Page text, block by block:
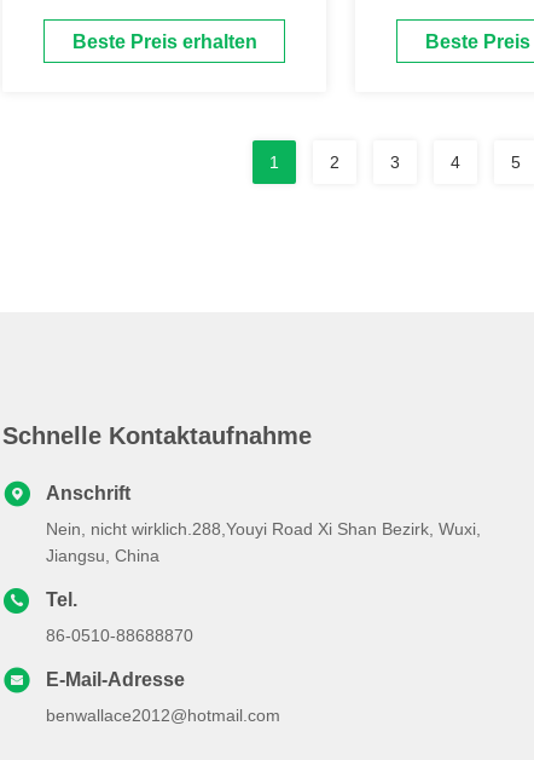
99,90%
Beste Preis erhalten
Rod
Beste
1 2 3 4 5
Schnelle Kontaktaufnahme
Anschrift
Nein, nicht wirklich.288,Youyi Road Xi Shan Bezirk, Wuxi,
Jiangsu, China
Tel.
86-0510-88688870
E-Mail-Adresse
benwallace2012@hotmail.com